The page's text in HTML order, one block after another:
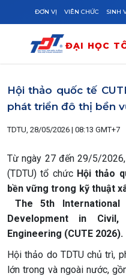
Skip to main content
ĐƠN VỊ VIÊN CHỨC SINH
ĐẠI HỌC
Hội thảo quốc tế
phát triển đô thị bền
TDTU, 28/05/2026 | 08:13 GMT+7
Từ ngày 27 đến 29/5/
(TDTU) tổ chức Hội thảo
bền vững trong kỹ thuật
The 5th International
Development in Civil,
Engineering (CUTE 2026).
Hội thảo do TDTU chủ trì,
lớn trong và ngoài nước,